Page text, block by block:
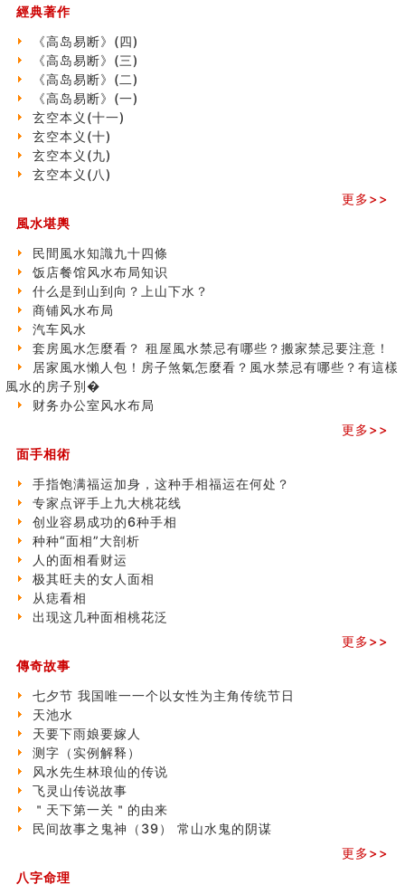
汽车风水
玄空本义(十)
六爻占卜预测考试结果
四墓库真诠
套房風水怎麼看？ 租屋風水禁忌有哪些？搬家禁忌要注
意！
精选1500个五行属金的字
玄空本义(九)
八字十神与坐基关系详解
人的面相看财运
六爻算卦：测腹中胎儿是男是女
中國改革開放總設計師鄧小平命造 (名人八字淺析八）
测字（实例解释）
精选1000个五行属火的字
玄空本义(七)
刘燮鈞讲人相 手纹与命运(二)
商铺如何摆放物品催财招财
极其旺夫的女人面相
家居常見風水形煞及化解方法 (二)
居家風水懶人包！房子煞氣怎麼看？風水禁忌有哪些？有
這樣風水的房子別�
玄空本义(六)
额相与命运
风水先生林琅仙的传说
从痣看相
姓名陰陽配置的凶吉
六爻測住宅風水 (四)
玄空本义 (五)
财务办公室风水布局
玄空本义 (四)
八字算命：女命八字里日坐伤官克夫？
六爻算卦：我俩之间是否还命中有未尽的缘分？
订婚就是定结婚日子吗
清朝慈禧太后命造 (名人八字淺析七）
玄空本义 (三)
飞灵山传说故事
命理解说：想请问什么时候能够遇到姻缘结婚？
商舖選址的風水講究 (下)
吉凶神跳上大运时的断法【四柱技巧】
玄空本义 (二)
二0
二
六
(马)
二
生
肖
运
程
(鼠
牛
虎)
二○
二
六
(马)
二
生
肖
运
程
(鸡
狗
猪)
二○
二
六
(马)
生
肖
运
程
羊
猴)
法
(一)
⼗
析
(
(之
二)
經典著作
《高岛易断》(四)
《高岛易断》(三)
《高岛易断》(二)
《高岛易断》(一)
玄空本义(十一)
玄空本义(十)
玄空本义(九)
玄空本义(八)
更多>>
風水堪輿
民間風水知識九十四條
饭店餐馆风水布局知识
什么是到山到向？上山下水？
商铺风水布局
汽车风水
套房風水怎麼看？ 租屋風水禁忌有哪些？搬家禁忌要注意！
居家風水懶人包！房子煞氣怎麼看？風水禁忌有哪些？有這樣
風水的房子別�
财务办公室风水布局
更多>>
面手相術
手指饱满福运加身，这种手相福运在何处？
专家点评手上九大桃花线
创业容易成功的6种手相
种种“面相”大剖析
人的面相看财运
极其旺夫的女人面相
从痣看相
出现这几种面相桃花泛
更多>>
傳奇故事
七夕节 我国唯一一个以女性为主角传统节日
天池水
天要下雨娘要嫁人
测字（实例解释）
风水先生林琅仙的传说
飞灵山传说故事
＂天下第一关＂的由来
民间故事之鬼神（39） 常山水鬼的阴谋
更多>>
八字命理